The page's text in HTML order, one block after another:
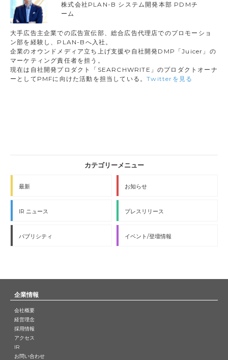
株式会社PLAN-B システム開発本部 PDMチ
ーム
大手広告主企業での広告宣伝部、総合広告代理店でのプロモーショ
ン部を経験し、PLAN-Bへ入社。
企業のオウンドメディア立ち上げ支援や自社開発DMP「Juicer」の
マーケティング責任者を担う。
現在は自社開発プロダクト「SEARCHWRITE」のプロダクトオーナ
ーとしてPMFに向けた活動を担当している。Twitterを見る
最新 お知らせ
IR ニュース プレスリリース
パブリシティ イベント/登壇情報
企業情報
会社概要
経営理念
採用情報
アクセス
IR
お問い合わせ